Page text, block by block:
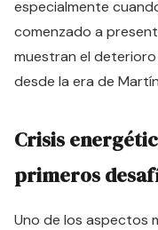
especialmente
comenzado a
muestran el
desde la era de
Crisis
primeros
Uno de los aspectos